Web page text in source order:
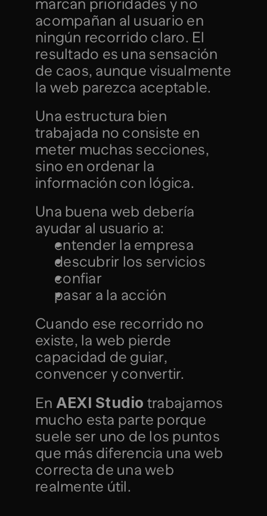
marcan prioridades y no
acompañan al usuario en
ningún recorrido claro. El
resultado es una sensación
de caos, aunque visualmente
la web parezca aceptable.
Una estructura bien
trabajada no consiste en
meter muchas secciones,
sino en ordenar la
información con lógica.
Una buena web debería
ayudar al usuario a:
entender la empresa
descubrir los servicios
confiar
pasar a la acción
Cuando ese recorrido no
existe, la web pierde
capacidad de guiar,
convencer y convertir.
En AEXI Studio trabajamos
mucho esta parte porque
suele ser uno de los puntos
que más diferencia una web
correcta de una web
realmente útil.